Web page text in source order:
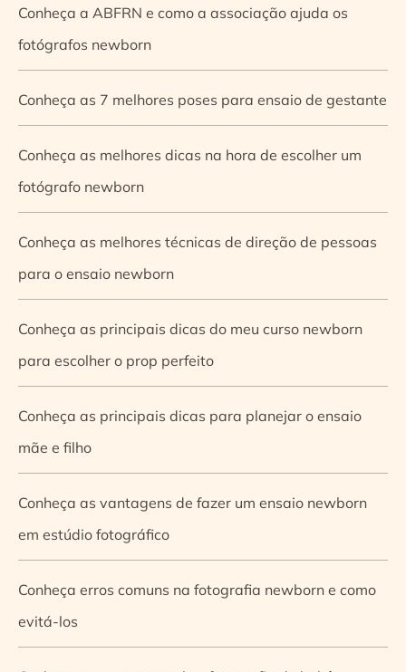
Conheça a ABFRN e como a associação ajuda os
fotógrafos newborn
Conheça as 7 melhores poses para ensaio de gestante
Conheça as melhores dicas na hora de escolher um
fotógrafo newborn
Conheça as melhores técnicas de direção de pessoas
para o ensaio newborn
Conheça as principais dicas do meu curso newborn
para escolher o prop perfeito
Conheça as principais dicas para planejar o ensaio
mãe e filho
Conheça as vantagens de fazer um ensaio newborn
em estúdio fotográfico
Conheça erros comuns na fotografia newborn e como
evitá-los